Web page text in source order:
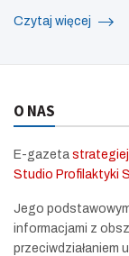
Czytaj więcej
O NAS
E-gazeta
Studio Profilaktyki
Jego
informacjami z
przeciwdziałaniem